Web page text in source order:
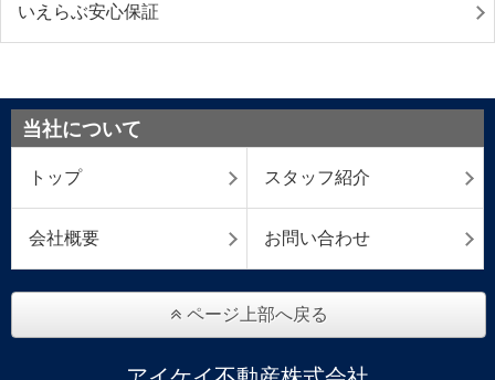
いえらぶ安心保証
当社について
トップ スタッフ紹介
会社概要 お問い合わせ
ページ上部へ戻る